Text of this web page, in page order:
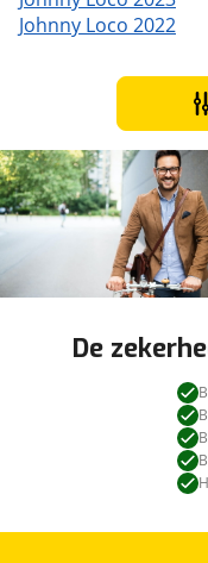
Johnny Loco 2022
De